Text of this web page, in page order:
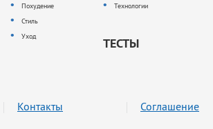
Похудение
Стиль
Уход
Технологии
ТЕСТЫ
Контакты Соглашение